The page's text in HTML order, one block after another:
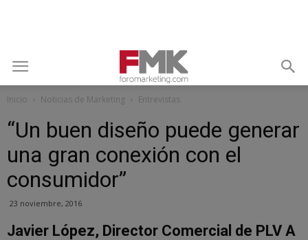
Inicio Noticias de Marketing Entrevistas
“Un buen diseño puede generar
una gran conexión con el
consumidor”
23 noviembre, 2016
Javier López, Director Comercial de PLV A